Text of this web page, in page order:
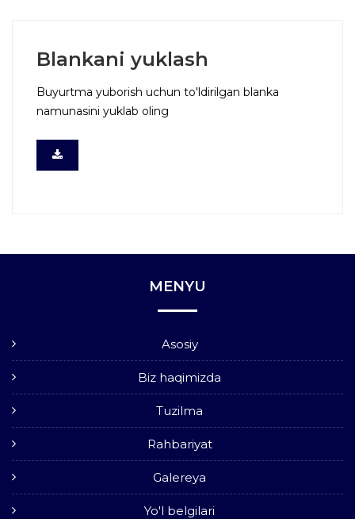
Blankani yuklash
Buyurtma yuborish uchun to'ldirilgan blanka
namunasini yuklab oling
MENYU
Asosiy
Biz haqimizda
Tuzilma
Rahbariyat
Galereya
Yo'l belgilari